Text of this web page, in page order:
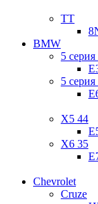
TT
BMW
5
5
X5 44
X6 35
Chevrolet
Cruze